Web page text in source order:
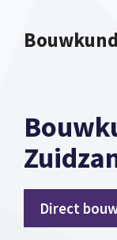
naar
Direct